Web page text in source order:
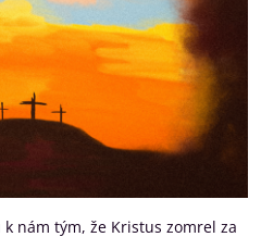
nám tým, že Kristus zomrel za